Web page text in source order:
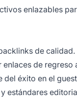
enlazables
de calidad.
de regreso
del éxito en el guest
estándares